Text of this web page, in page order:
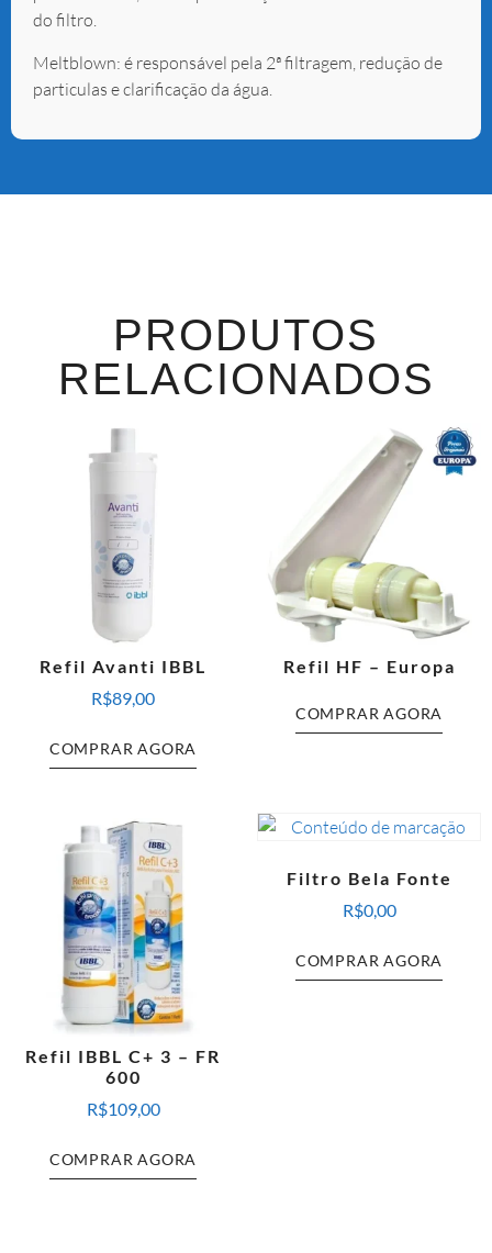
do filtro.
Meltblown: é responsável pela 2ª filtragem, redução de
particulas e clarificação da água.
PRODUTOS
RELACIONADOS
Refil Avanti IBBL
R$89,00
COMPRAR AGORA
Refil HF – Europa
COMPRAR AGORA
Refil IBBL C+ 3 – FR
600
R$109,00
COMPRAR AGORA
Filtro Bela Fonte
R$0,00
COMPRAR AGORA